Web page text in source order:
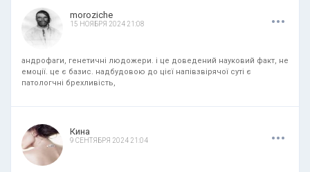
moroziche
15 НОЯБРЯ 2024 21:08 ...
андрофаги, генетичні людожери. і це доведений науковий факт, не
емоції. це є базис. надбудовою до цієї напівзвірячої суті є
патологчні брехливість,
Кина
9 СЕНТЯБРЯ 2024 21:04 ...